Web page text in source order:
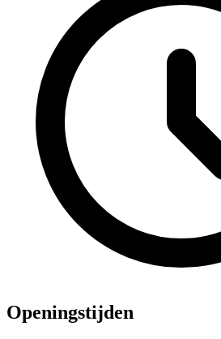
Openingstijden